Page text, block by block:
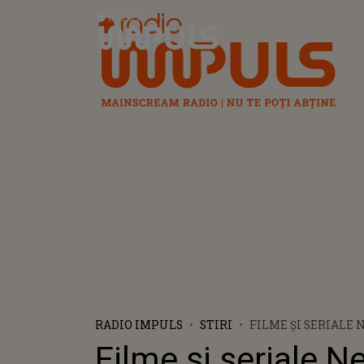
Radio Impuls
RADIO IMPULS STIRI
FILME ȘI SERIALE
AVEA PARTE ÎN